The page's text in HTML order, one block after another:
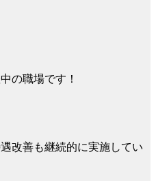
の職場です！
改善も継続的に実施してい